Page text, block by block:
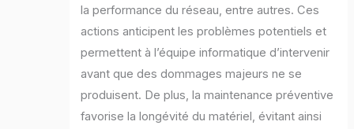
la performance du réseau, entre autres. Ces
actions anticipent les problèmes potentiels et
permettent à l’équipe informatique d’intervenir
avant que des dommages majeurs ne se
produisent. De plus, la maintenance préventive
favorise la longévité du matériel, évitant ainsi